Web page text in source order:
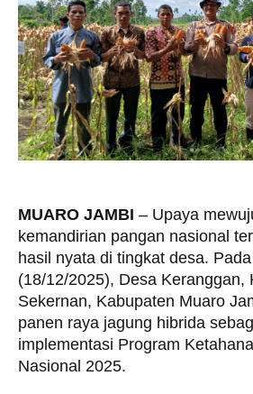
MUARO JAMBI – Upaya
kemandirian pangan nasional
hasil nyata di tingkat desa.
(18/12/2025), Desa Keranggan,
Sekernan, Kabupaten Muaro
panen raya jagung hibrida
implementasi Program
Nasional 2025.